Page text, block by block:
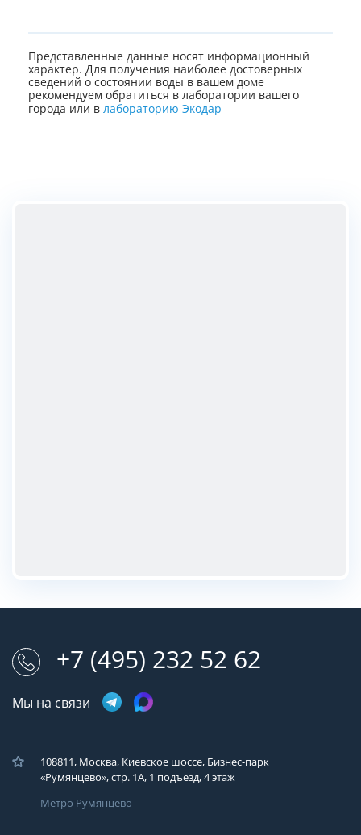
Представленные данные носят информационный
характер. Для получения наиболее достоверных
сведений о состоянии воды в вашем доме
рекомендуем обратиться в лаборатории вашего
города или в лабораторию Экодар
+7 (495) 232 52 62
Мы на связи
108811, Москва, Киевское шоссе, Бизнес-парк
«Румянцево», стр. 1А, 1 подъезд, 4 этаж
Метро Румянцево